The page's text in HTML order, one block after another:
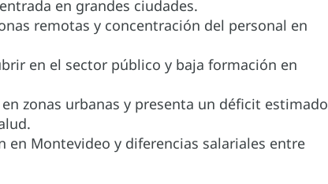
en grandes ciudades.
remotas y concentración del personal en
en el sector público y baja formación en
zonas urbanas y presenta un déficit estimado
en Montevideo y diferencias salariales entre